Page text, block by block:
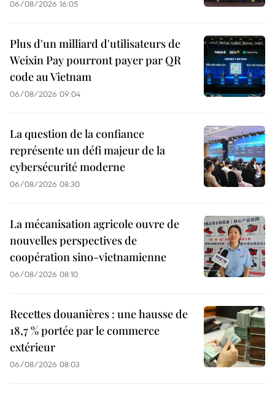
06/08/2026 16:05
Plus d'un milliard d'utilisateurs de
Weixin Pay pourront payer par QR
code au Vietnam
06/08/2026 09:04
La question de la confiance
représente un défi majeur de la
cybersécurité moderne
06/08/2026 08:30
La mécanisation agricole ouvre de
nouvelles perspectives de
coopération sino-vietnamienne
06/08/2026 08:10
Recettes douanières : une hausse de
18,7 % portée par le commerce
extérieur
06/08/2026 08:03